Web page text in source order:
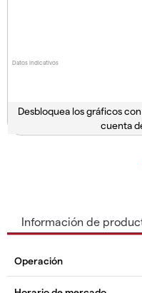
Datos indicativos
Desbloquea los gráficos
cuenta
Información de